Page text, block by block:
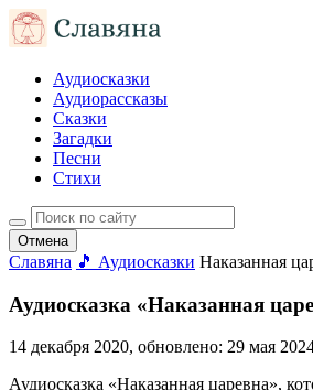
Аудиосказки
Аудиорассказы
Сказки
Загадки
Песни
Стихи
Отмена
Славяна 🎵 Аудиосказки Наказанная
Аудиосказка «Наказанная
14 декабря 2020, обновлено: 29 мая
Аудиосказка «Наказанная царевна»,